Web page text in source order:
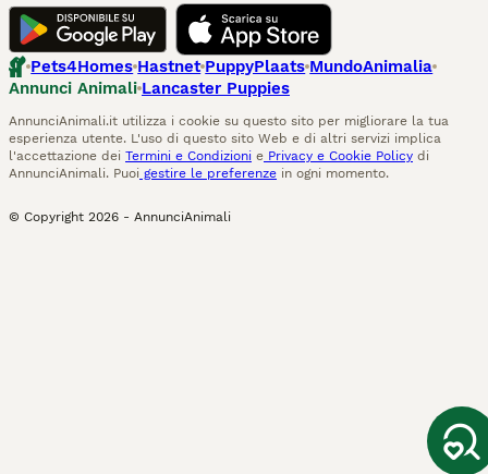
Pets4Homes Hastnet PuppyPlaats MundoAnimalia
Annunci Animali Lancaster Puppies
AnnunciAnimali.it utilizza i cookie su questo sito per migliorare la tua
esperienza utente. L'uso di questo sito Web e di altri servizi implica
l'accettazione dei Termini e Condizioni e Privacy e Cookie Policy di
AnnunciAnimali. Puoi gestire le preferenze in ogni momento.
© Copyright 2026 - AnnunciAnimali